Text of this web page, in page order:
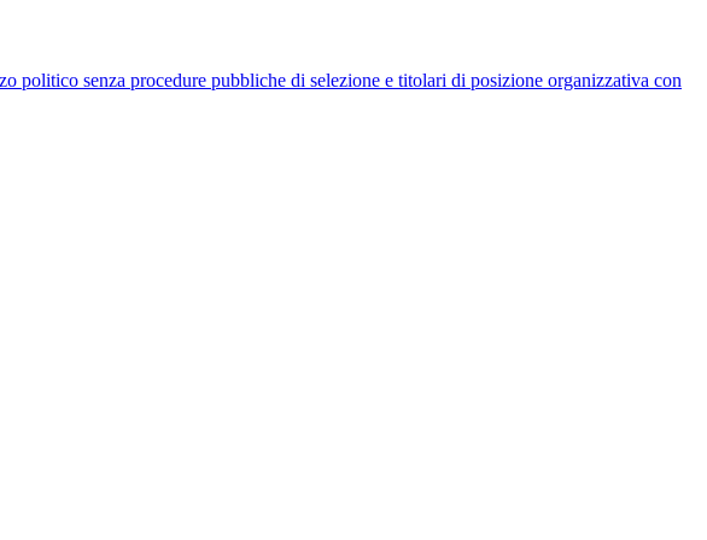
senza procedure pubbliche di selezione e titolari di posizione organizzativa con